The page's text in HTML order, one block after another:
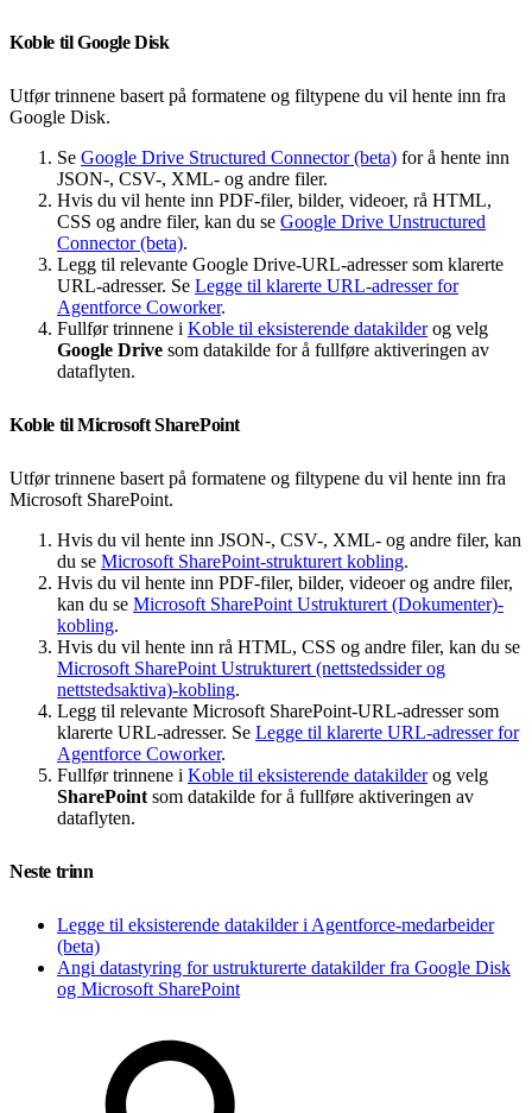
Koble til Google Disk
Utfør trinnene basert på formatene og filtypene du vil hente inn fra
Google Disk.
Se Google Drive Structured Connector (beta) for å hente inn
JSON-, CSV-, XML- og andre filer.
Hvis du vil hente inn PDF-filer, bilder, videoer, rå HTML,
CSS og andre filer, kan du se Google Drive Unstructured
Connector (beta).
Legg til relevante Google Drive-URL-adresser som klarerte
URL-adresser. Se Legge til klarerte URL-adresser for
Agentforce Coworker.
Fullfør trinnene i Koble til eksisterende datakilderog velg
Google Drive som datakilde for å fullføre aktiveringen av
dataflyten.
Koble til Microsoft SharePoint
Utfør trinnene basert på formatene og filtypene du vil hente inn fra
Microsoft SharePoint.
Hvis du vil hente inn JSON-, CSV-, XML- og andre filer, kan
du se Microsoft SharePoint-strukturert kobling.
Hvis du vil hente inn PDF-filer, bilder, videoer og andre filer,
kan du se Microsoft SharePoint Ustrukturert (Dokumenter)-
kobling.
Hvis du vil hente inn rå HTML, CSS og andre filer, kan du se
Microsoft SharePoint Ustrukturert (nettstedssider og
nettstedsaktiva)-kobling.
Legg til relevante Microsoft SharePoint-URL-adresser som
klarerte URL-adresser. Se Legge til klarerte URL-adresser for
Agentforce Coworker.
Fullfør trinnene i Koble til eksisterende datakilderog velg
SharePoint som datakilde for å fullføre aktiveringen av
dataflyten.
Neste trinn
Legge til eksisterende datakilder i Agentforce-medarbeider
(beta)
Angi datastyring for ustrukturerte datakilder fra Google Disk
og Microsoft SharePoint